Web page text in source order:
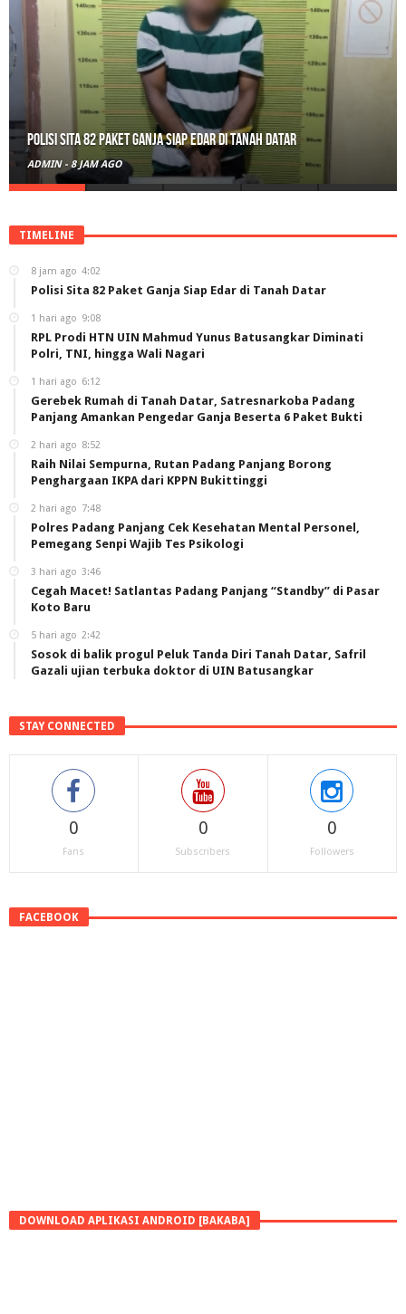
RPL Prodi HTN UIN Mahmud Yunus Batusangkar Diminati Polri, TNI,
hingga Wali Nagari
ADMIN - 1 HARI AGO
TIMELINE
8 jam ago 4:02
Polisi Sita 82 Paket Ganja Siap Edar di Tanah Datar
1 hari ago 9:08
RPL Prodi HTN UIN Mahmud Yunus Batusangkar Diminati
Polri, TNI, hingga Wali Nagari
1 hari ago 6:12
Gerebek Rumah di Tanah Datar, Satresnarkoba Padang
Panjang Amankan Pengedar Ganja Beserta 6 Paket Bukti
2 hari ago 8:52
Raih Nilai Sempurna, Rutan Padang Panjang Borong
Penghargaan IKPA dari KPPN Bukittinggi
2 hari ago 7:48
Polres Padang Panjang Cek Kesehatan Mental Personel,
Pemegang Senpi Wajib Tes Psikologi
3 hari ago 3:46
Cegah Macet! Satlantas Padang Panjang “Standby” di Pasar
Koto Baru
5 hari ago 2:42
Sosok di balik progul Peluk Tanda Diri Tanah Datar, Safril
Gazali ujian terbuka doktor di UIN Batusangkar
STAY CONNECTED
0
Fans
0
Subscribers
0
Followers
FACEBOOK
DOWNLOAD APLIKASI ANDROID [BAKABA]